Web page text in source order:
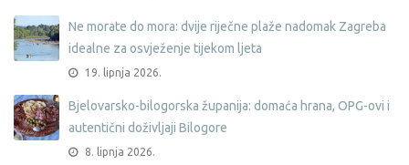
Ne morate do mora: dvije riječne plaže nadomak Zagreba
idealne za osvježenje tijekom ljeta
19. lipnja 2026.
Bjelovarsko-bilogorska županija: domaća hrana, OPG-ovi i
autentični doživljaji Bilogore
8. lipnja 2026.